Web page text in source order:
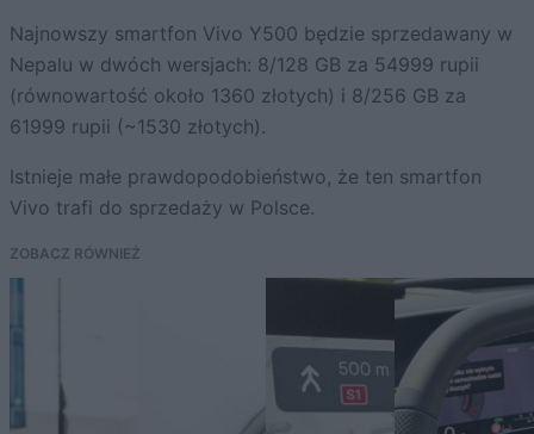
Najnowszy smartfon Vivo Y500 będzie sprzedawany w
Nepalu w dwóch wersjach: 8/128 GB za 54999 rupii
(równowartość około 1360 złotych) i 8/256 GB za
61999 rupii (~1530 złotych).
Istnieje małe prawdopodobieństwo, że ten smartfon
Vivo trafi do sprzedaży w Polsce.
ZOBACZ RÓWNIEŻ